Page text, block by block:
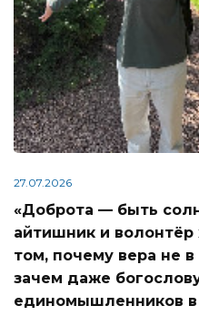
27.07.2026
«Доброта — быть
айтишник и
том, почему вера не
зачем даже
единомышленников